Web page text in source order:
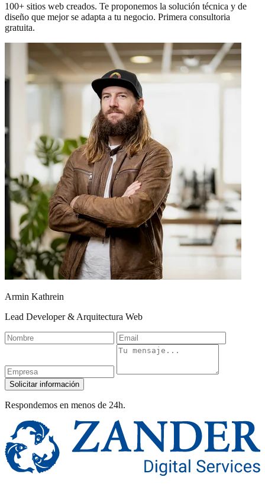
100+ sitios web creados. Te proponemos la solución técnica y de
diseño que mejor se adapta a tu negocio. Primera consultoria
gratuita.
Armin Kathrein
Lead Developer & Arquitectura Web
Nombre
Email
Mensaje
Solicitar información
Respondemos en menos de 24h.